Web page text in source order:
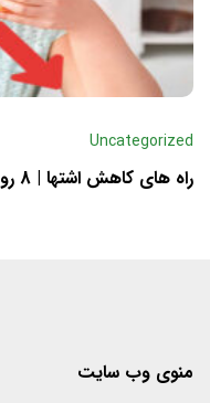
Uncategorized
راه های کاهش اشتها | 8 روش تضمینی
منوی وب سایت